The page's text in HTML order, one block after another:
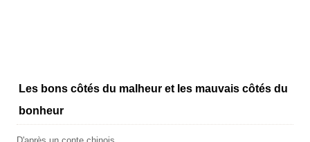
Les bons côtés du malheur et les mauvais côtés du
bonheur